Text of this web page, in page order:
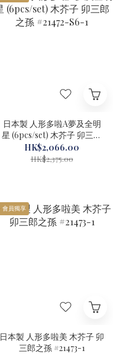
日本製 人形多啦A夢及全明
星 (6pcs/set) 木芥子 卯三郎
之孫 #21472-S6-1
HK$2,066.00
HK$2,375.00
會員獨享
日本製 人形多啦美 木芥子 卯
三郎之孫 #21473-1